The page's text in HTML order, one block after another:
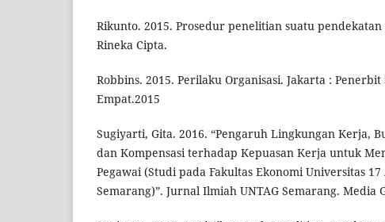
Rikunto. 2015. Prosedur penelitian suatu
Rineka Cipta.
Robbins. 2015. Perilaku Organisasi. Jakarta : Penerbit
Empat.2015
Sugiyarti, Gita. 2016. “Pengaruh Lingkungan Kerja,
dan Kompensasi terhadap Kepuasan Kerja untuk
Pegawai (Studi pada Fakultas Ekonomi Universitas 17
Semarang)”. Jurnal Ilmiah UNTAG Semarang. Media